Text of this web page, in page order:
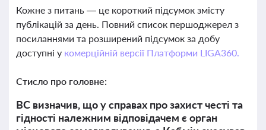
Кожне з питань — це короткий підсумок змісту
публікацій за день. Повний список першоджерел з
посиланнями та розширений підсумок за добу
доступні у комерційній версії Платформи LIGA360.
Стисло про головне:
ВС визначив, що у справах про захист честі та
гідності належним відповідачем є орган